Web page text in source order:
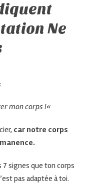
Ne
mon corps !«
car notre corps
7 signes que ton corps
pas adaptée à toi.